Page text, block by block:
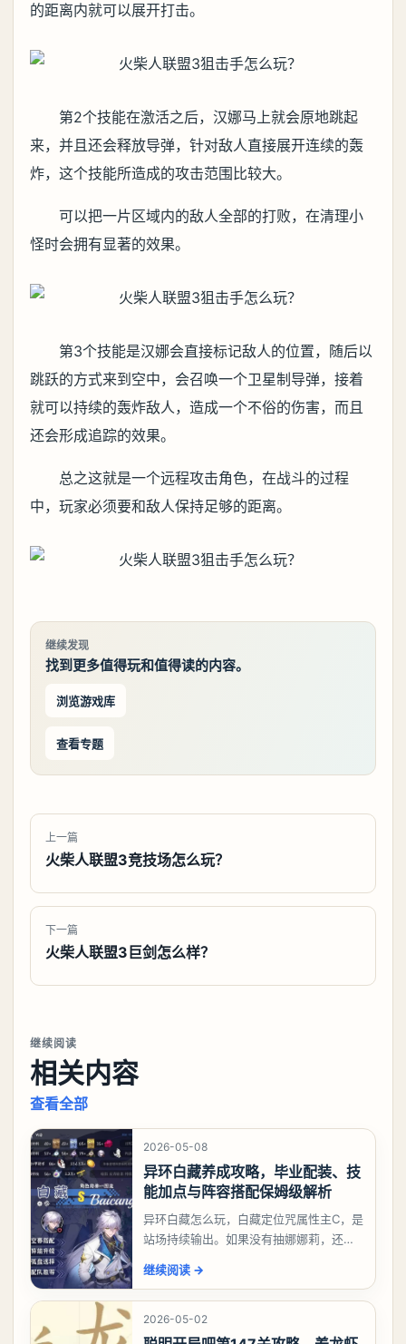
的距离内就可以展开打击。
第2个技能在激活之后，汉娜马上就会原地跳起
来，并且还会释放导弹，针对敌人直接展开连续的轰
炸，这个技能所造成的攻击范围比较大。
可以把一片区域内的敌人全部的打败，在清理小
怪时会拥有显著的效果。
第3个技能是汉娜会直接标记敌人的位置，随后以
跳跃的方式来到空中，会召唤一个卫星制导弹，接着
就可以持续的轰炸敌人，造成一个不俗的伤害，而且
还会形成追踪的效果。
总之这就是一个远程攻击角色，在战斗的过程
中，玩家必须要和敌人保持足够的距离。
继续发现
找到更多值得玩和值得读的内容。
浏览游戏库
查看专题
上一篇
火柴人联盟3竞技场怎么玩？
下一篇
火柴人联盟3巨剑怎么样？
继续阅读
相关内容
查看全部
2026-05-08
异环白藏养成攻略，毕业配装、技
能加点与阵容搭配保姆级解析
异环白藏怎么玩，白藏定位咒属性主C，是
站场持续输出。如果没有抽娜娜莉，还没
有娜娜莉缺另外一个二队C想打深渊也可以
考虑养个白藏
继续阅读 →
2026-05-02